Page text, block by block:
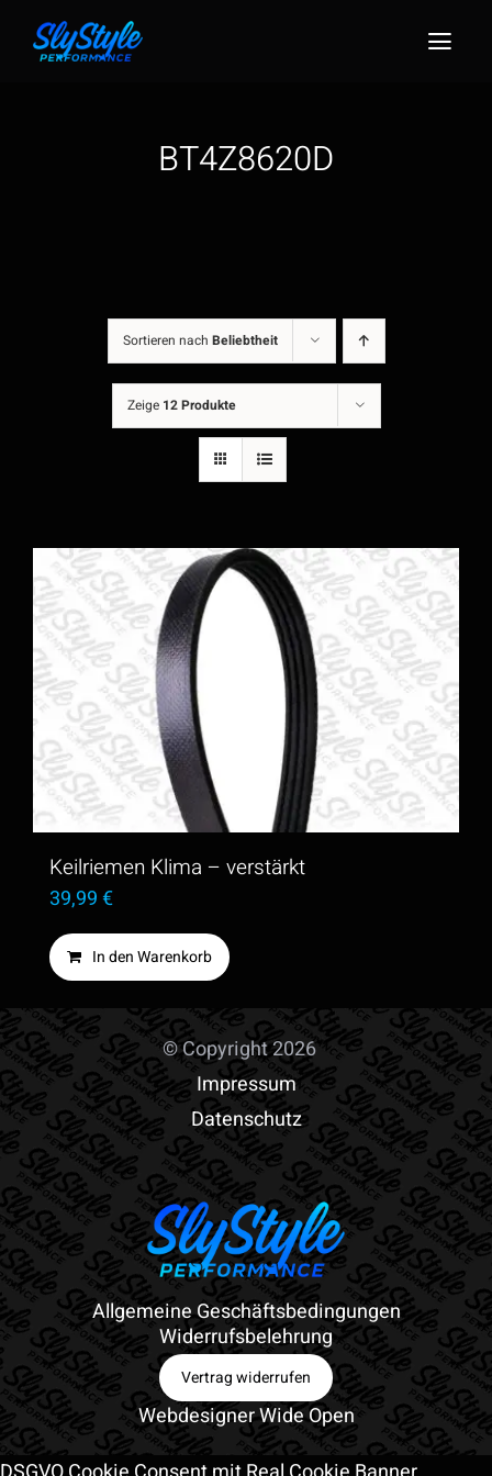
Inhalt
BT4Z8620D
Sortieren nach Beliebtheit
Zeige 12 Produkte
Keilriemen Klima – verstärkt
39,99€
In den Warenkorb
© Copyright 2026
Impressum
Datenschutz
Allgemeine Geschäftsbedingungen
Widerrufsbelehrung
Vertrag widerrufen
Webdesigner Wide Open